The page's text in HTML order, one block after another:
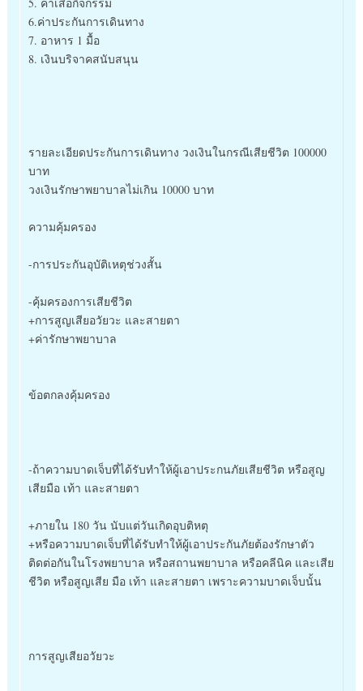
6.ค่าประกันการเดินทาง
7. อาหาร 1 มื้อ
8. เงินบริจาคสนับสนุน
รายละเอียดประกันการเดินทาง วงเงินในกรณีเสียชีวิต 100000
บาท
วงเงินรักษาพยาบาลไม่เกิน 10000 บาท
ความคุ้มครอง
-การประกันอุบัติเหตุช่วงสั้น
-คุ้มครองการเสียชีวิต
+การสูญเสียอวัยวะ และสายตา
+ค่ารักษาพยาบาล
ข้อตกลงคุ้มครอง
-ถ้าความบาดเจ็บที่ได้รับทำให้ผู้เอาประกนภัยเสียชีวิต หรือสูญ
เสียมือ เท้า และสายตา
+ภายใน 180 วัน นับแต่วันเกิดอุบติหตุ
+หรือความบาดเจ็บที่ได้รับทำให้ผู้เอาประกันภัยต้องรักษาตัว
ติดต่อกันในโรงพยาบาล หรือสถานพยาบาล หรือคลีนิค และเสีย
ชีวิต หรือสูญเสีย มือ เท้า และสายตา เพราะความบาดเจ็บนั้น
การสูญเสียอวัยวะ